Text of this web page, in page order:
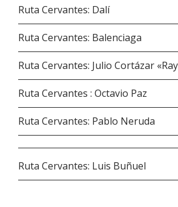
Ruta Cervantes: Dalí
Ruta Cervantes: Balenciaga
Ruta Cervantes: Julio Cortázar
Ruta Cervantes : Octavio Paz
Ruta Cervantes: Pablo Neruda
Ruta Cervantes: Luis Buñuel